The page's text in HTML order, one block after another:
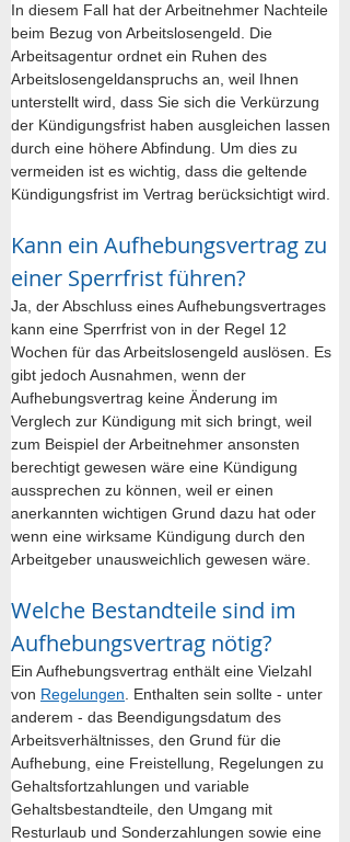
In diesem Fall hat der Arbeitnehmer Nachteile
beim Bezug von Arbeitslosengeld. Die
Arbeitsagentur ordnet ein Ruhen des
Arbeitslosengeldanspruchs an, weil Ihnen
unterstellt wird, dass Sie sich die Verkürzung
der Kündigungsfrist haben ausgleichen lassen
durch eine höhere Abfindung. Um dies zu
vermeiden ist es wichtig, dass die geltende
Kündigungsfrist im Vertrag berücksichtigt wird.
Kann ein Aufhebungsvertrag zu
einer Sperrfrist führen?
Ja, der Abschluss eines Aufhebungsvertrages
kann eine Sperrfrist von in der Regel 12
Wochen für das Arbeitslosengeld auslösen. Es
gibt jedoch Ausnahmen, wenn der
Aufhebungsvertrag keine Änderung im
Verglech zur Kündigung mit sich bringt, weil
zum Beispiel der Arbeitnehmer ansonsten
berechtigt gewesen wäre eine Kündigung
aussprechen zu können, weil er einen
anerkannten wichtigen Grund dazu hat oder
wenn eine wirksame Kündigung durch den
Arbeitgeber unausweichlich gewesen wäre.
Welche Bestandteile sind im
Aufhebungsvertrag nötig?
Ein Aufhebungsvertrag enthält eine Vielzahl
von Regelungen . Enthalten sein sollte - unter
anderem - das Beendigungsdatum des
Arbeitsverhältnisses, den Grund für die
Aufhebung, eine Freistellung, Regelungen zu
Gehaltsfortzahlungen und variable
Gehaltsbestandteile, den Umgang mit
Resturlaub und Sonderzahlungen sowie eine